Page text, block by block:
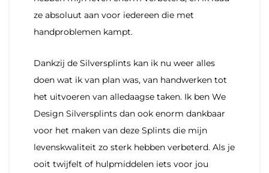
ze absoluut aan voor iedereen die met
handproblemen kampt.
Dankzij de Silversplints kan ik nu weer alles
doen wat ik van plan was, van handwerken tot
het uitvoeren van alledaagse taken. Ik ben We
Design Silversplints dan ook enorm dankbaar
voor het maken van deze Splints die mijn
levenskwaliteit zo sterk hebben verbeterd. Als je
ooit twijfelt of hulpmiddelen iets voor jou